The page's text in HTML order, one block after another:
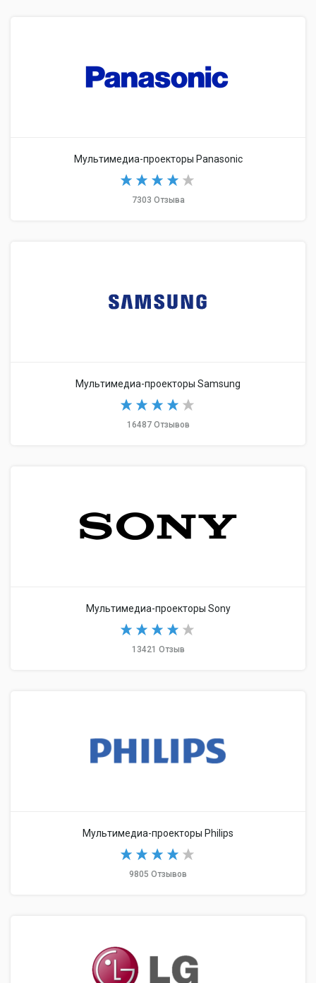
Мультимедиа-проекторы Panasonic
7303 Отзыва
Мультимедиа-проекторы Samsung
16487 Отзывов
Мультимедиа-проекторы Sony
13421 Отзыв
Мультимедиа-проекторы Philips
9805 Отзывов